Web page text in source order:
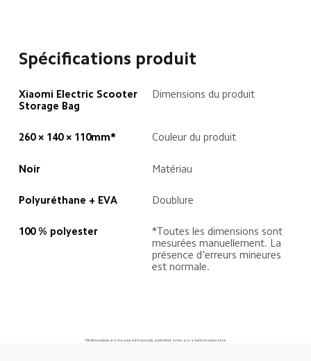
Spécifications produit
Xiaomi Electric Scooter
Storage Bag
Dimensions du produit
260 × 140 × 110mm* Couleur du produit
Noir Matériau
Polyuréthane + EVA Doublure
100 % polyester
*Toutes les dimensions sont
mesurées manuellement. La
présence d'erreurs mineures
est normale.
*All dimensions are measured manually, and minor errors are a normal occurrence.